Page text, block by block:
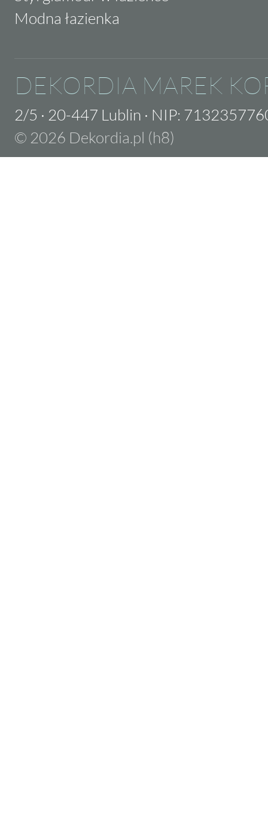
Modna łazienka
DEKORDIA MAREK
2/5 · 20-447 Lublin · NIP:
© 2026 Dekordia.pl (h8)